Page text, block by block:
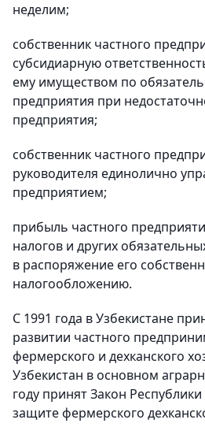
неделим;
собственник частного
субсидиарную
ему имуществом по
предприятия при
предприятия;
собственник частного
руководителя единолично
предприятием;
прибыль частного
налогов и других
в распоряжение его
налогообложению.
С 1991 года в Узбекистане
развитии частного
фермерского и дехканского
Узбекистан в основном
году принят Закон
защите фермерского